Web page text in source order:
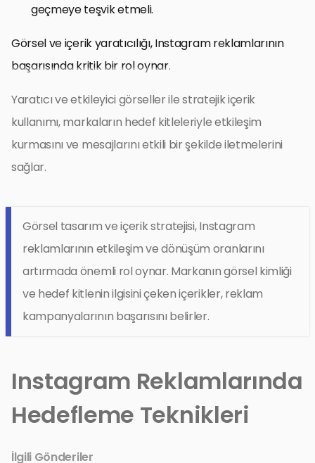
geçmeye teşvik etmeli.
Görsel ve içerik yaratıcılığı, Instagram reklamlarının
başarısında kritik bir rol oynar.
Yaratıcı ve etkileyici görseller ile stratejik içerik
kullanımı, markaların hedef kitleleriyle etkileşim
kurmasını ve mesajlarını etkili bir şekilde iletmelerini
sağlar.
Görsel tasarım ve içerik stratejisi, Instagram
reklamlarının etkileşim ve dönüşüm oranlarını
artırmada önemli rol oynar. Markanın görsel kimliği
ve hedef kitlenin ilgisini çeken içerikler, reklam
kampanyalarının başarısını belirler.
Instagram Reklamlarında
Hedefleme Teknikleri
İlgili Gönderiler